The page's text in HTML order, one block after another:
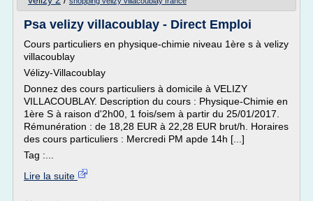
Psa velizy villacoublay - Direct Emploi
Cours particuliers en physique-chimie niveau 1ère s à velizy
villacoublay
Vélizy-Villacoublay
Donnez des cours particuliers à domicile à VELIZY
VILLACOUBLAY. Description du cours : Physique-Chimie en
1ère S à raison d'2h00, 1 fois/sem à partir du 25/01/2017.
Rémunération : de 18,28 EUR à 22,28 EUR brut/h. Horaires
des cours particuliers : Mercredi PM apde 14h [...]
Tag :...
Lire la suite